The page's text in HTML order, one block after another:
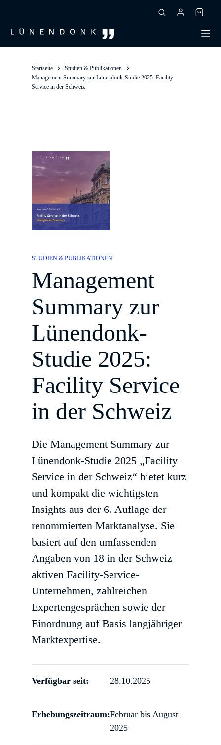
Startseite
Studien & Publikationen
Management Summary zur Lünendonk-Studie 2025: Facility
Service in der Schweiz
STUDIEN & PUBLIKATIONEN
Management
Summary zur
Lünendonk-
Studie 2025:
Facility Service
in der Schweiz
Die Management Summary zur
Lünendonk-Studie 2025 „Facility
Service in der Schweiz“ bietet kurz
und kompakt die wichtigsten
Insights aus der 6. Auflage der
renommierten Marktanalyse. Sie
basiert auf den umfassenden
Angaben von 18 in der Schweiz
aktiven Facility-Service-
Unternehmen, zahlreichen
Expertengesprächen sowie der
Einordnung auf Basis langjähriger
Marktexpertise.
Verfügbar seit: 28.10.2025
Erhebungszeitraum:Februar bis August
2025